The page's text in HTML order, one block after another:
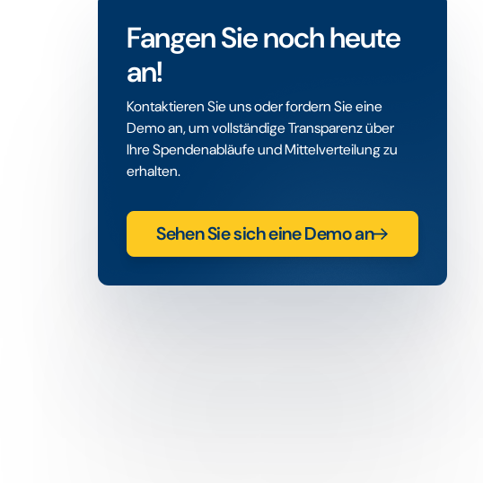
Fangen Sie noch heute
an!
Kontaktieren Sie uns oder fordern Sie eine
Demo an, um vollständige Transparenz über
Ihre Spendenabläufe und Mittelverteilung zu
erhalten.
Sehen Sie sich eine Demo an